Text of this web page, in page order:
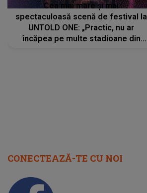
Cea mai mare și mai
spectaculoasă scenă de festival la
UNTOLD ONE: „Practic, nu ar
încăpea pe multe stadioane din
CONECTEAZĂ-TE CU NOI